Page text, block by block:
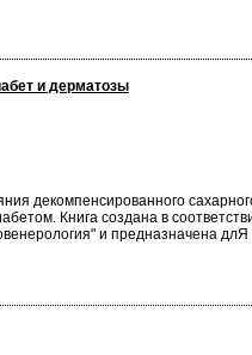
и дерматозы
декомпенсированного
Книга создана в
и предназначена